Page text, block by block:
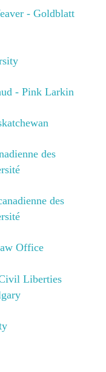
- Goldblatt
- Pink Larkin
des
des
Office
Liberties